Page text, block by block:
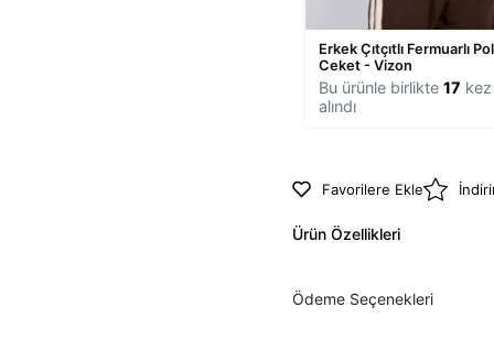
Erkek Çıtçıtlı Fermuarlı
Ceket - Vizon
Bu ürünle birlikte 17 kez
alındı
Favorilere Ekle
Ürün Özellikleri
Ödeme Seçenekleri